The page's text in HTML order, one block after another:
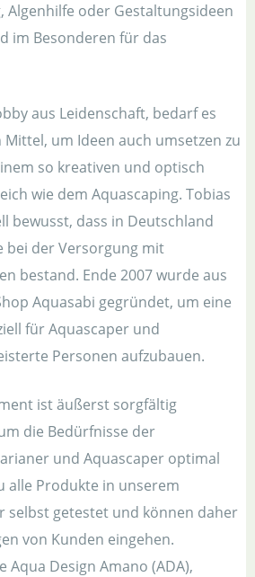
oder Gestaltungsideen
im Besonderen für das
aus Leidenschaft, bedarf es
um Ideen auch umsetzen zu
so kreativen und optisch
wie dem Aquascaping. Tobias
bewusst, dass in Deutschland
bei der Versorgung mit
bestand. Ende 2007 wurde aus
Aquasabi gegründet, um eine
für Aquascaper und
Personen aufzubauen.
ist äußerst sorgfältig
die Bedürfnisse der
und Aquascaper optimal
alle Produkte in unserem
selbst getestet und können daher
von Kunden eingehen.
Aqua Design Amano (ADA),